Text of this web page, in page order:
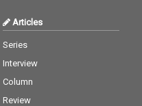
Articles
Series
Interview
Column
Review